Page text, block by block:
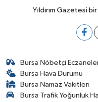
Yıldırım Gazetesi
Bursa Nöbetçi
Bursa Hava Durumu
Bursa Namaz Vakitleri
Bursa Trafik Yoğunluk